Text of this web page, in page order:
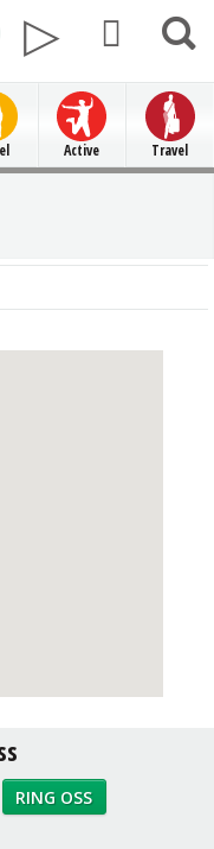
Active Travel
RING OSS